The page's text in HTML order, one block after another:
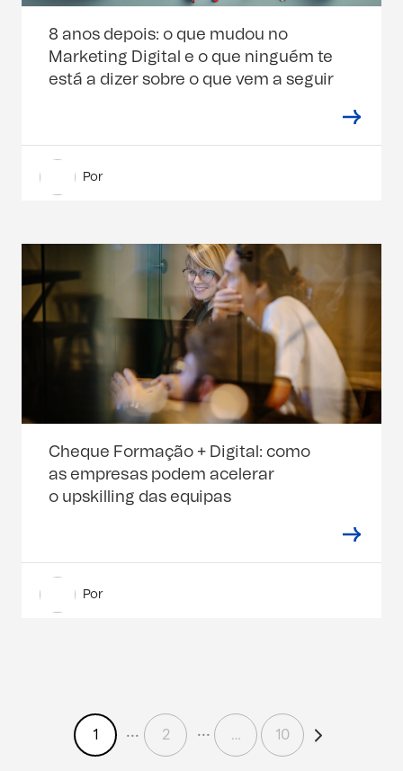
8 anos depois: o que mudou no
Marketing Digital e o que ninguém te
está a dizer sobre o que vem a seguir
Por
Cheque Formação + Digital: como
as empresas podem acelerar
o upskilling das equipas
Por
1 2 … 10